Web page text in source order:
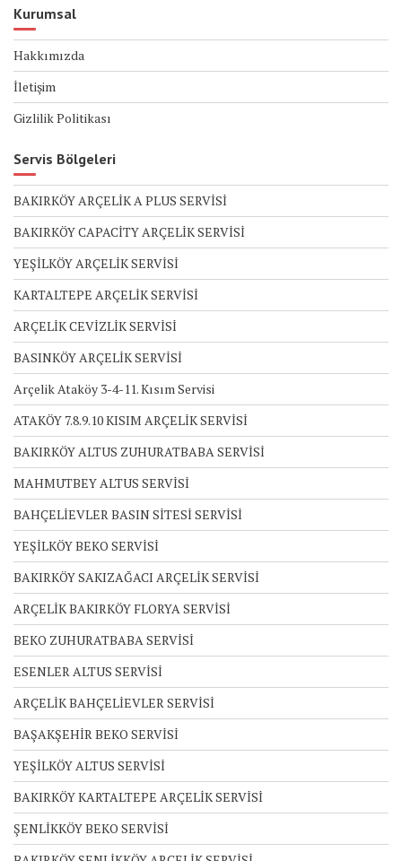
Kurumsal
Hakkımızda
İletişim
Gizlilik Politikası
Servis Bölgeleri
BAKIRKÖY ARÇELİK A PLUS SERVİSİ
BAKIRKÖY CAPACİTY ARÇELİK SERVİSİ
YEŞİLKÖY ARÇELİK SERVİSİ
KARTALTEPE ARÇELİK SERVİSİ
ARÇELİK CEVİZLİK SERVİSİ
BASINKÖY ARÇELİK SERVİSİ
Arçelik Ataköy 3-4-11. Kısım Servisi
ATAKÖY 7.8.9.10 KISIM ARÇELİK SERVİSİ
BAKIRKÖY ALTUS ZUHURATBABA SERVİSİ
MAHMUTBEY ALTUS SERVİSİ
BAHÇELİEVLER BASIN SİTESİ SERVİSİ
YEŞİLKÖY BEKO SERVİSİ
BAKIRKÖY SAKIZAĞACI ARÇELİK SERVİSİ
ARÇELİK BAKIRKÖY FLORYA SERVİSİ
BEKO ZUHURATBABA SERVİSİ
ESENLER ALTUS SERVİSİ
ARÇELİK BAHÇELİEVLER SERVİSİ
BAŞAKŞEHİR BEKO SERVİSİ
YEŞİLKÖY ALTUS SERVİSİ
BAKIRKÖY KARTALTEPE ARÇELİK SERVİSİ
ŞENLİKKÖY BEKO SERVİSİ